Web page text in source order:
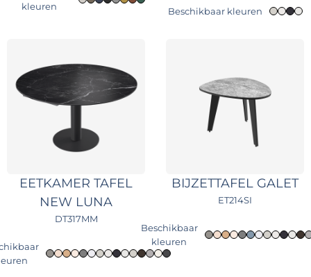
kleuren
Beschikbaar kleuren
EETKAMER TAFEL
NEW LUNA
DT317MM
BIJZETTAFEL GALET
ET214SI
Beschikbaar
kleuren